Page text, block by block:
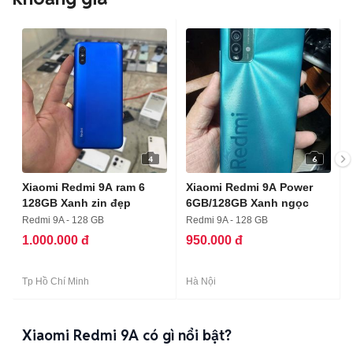
4
Xiaomi Redmi 9A ram 6
128GB Xanh zin đẹp
Redmi 9A - 128 GB
1.000.000 đ
Tp Hồ Chí Minh
6
Xiaomi Redmi 9A Power
6GB/128GB Xanh ngọc
Redmi 9A - 128 GB
950.000 đ
Hà Nội
Xiaomi Redmi 9A có gì nổi bật?